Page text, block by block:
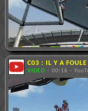
C03 : IL Y A
VIDEO - 00:16 -